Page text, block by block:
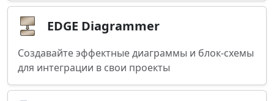
EDGE Diagrammer
Создавайте эффектные диаграммы и блок-схемы
для интеграции в свои проекты